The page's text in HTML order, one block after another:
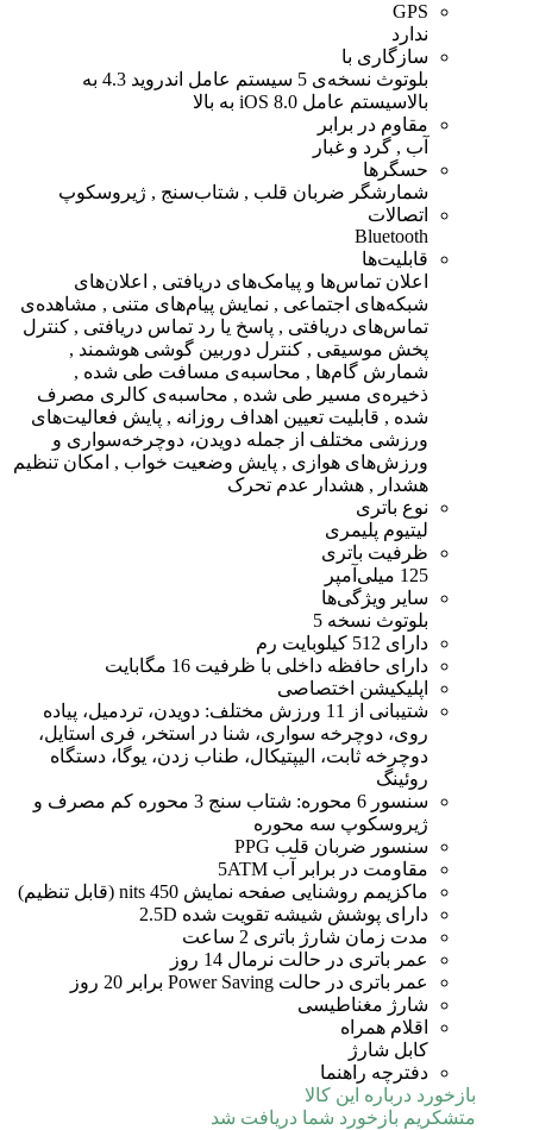
GPS
ندارد
سازگاری با
بلوتوث نسخه‌ی 5 سیستم عامل اندروید 4.3 به
بالاسیستم عامل iOS 8.0 به بالا
مقاوم در برابر
آب , گرد و غبار
حسگرها
شمارشگر ضربان قلب , شتاب‌سنج , ژیروسکوپ
اتصالات
Bluetooth
قابلیت‌ها
اعلان تماس‌ها و پیامک‌های دریافتی , اعلان‌های
شبکه‌های اجتماعی , نمایش پیام‌های متنی , مشاهده‌ی
تماس‌های دریافتی , پاسخ یا رد تماس دریافتی , کنترل
پخش موسیقی , کنترل دوربین گوشی هوشمند ,
شمارش گام‌ها , محاسبه‌ی مسافت طی شده ,
ذخیره‌ی مسیر طی شده , محاسبه‌ی کالری مصرف
شده , قابلیت تعیین اهداف روزانه , پایش فعالیت‌های
ورزشی مختلف از جمله دویدن، دوچرخه‌سواری و
ورزش‌های هوازی , پایش وضعیت خواب , امکان تنظیم
هشدار , هشدار عدم تحرک
نوع باتری
لیتیوم پلیمری
ظرفیت باتری
125 میلی‌آمپر
سایر ویژگی‌ها
بلوتوث نسخه 5
دارای 512 کیلوبایت رم
دارای حافظه داخلی با ظرفیت 16 مگابایت
اپلیکیشن اختصاصی
شتیبانی از 11 ورزش مختلف: دویدن، تردمیل، پیاده
روی، دوچرخه سواری، شنا در استخر، فری استایل،
دوچرخه ثابت، الیپتیکال، طناب زدن، یوگا، دستگاه
روئینگ
سنسور 6 محوره: شتاب سنج 3 محوره کم مصرف و
ژیروسکوپ سه محوره
سنسور ضربان قلب PPG
مقاومت در برابر آب 5ATM
ماکزیمم روشنایی صفحه نمایش 450 nits (قابل تنظیم)
دارای پوشش شیشه تقویت شده 2.5D
مدت زمان شارژ باتری 2 ساعت
عمر باتری در حالت نرمال 14 روز
عمر باتری در حالت Power Saving برابر 20 روز
شارژ مغناطیسی
اقلام همراه
کابل شارژ
دفترچه راهنما
بازخورد درباره این کالا
متشکریم بازخورد شما دریافت شد